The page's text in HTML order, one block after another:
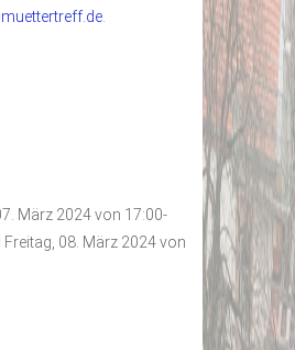
März 2024 von 17:00-
Freitag, 08. März 2024 von